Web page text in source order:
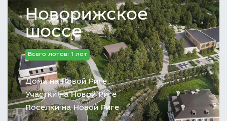
Новорижское
шоссе
Всего лотов: 1 лот
Дома на Новой Риге
Участки на Новой Риге
Поселки на Новой Риге